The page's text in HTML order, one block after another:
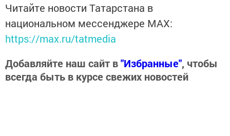
Читайте новости Татарстана в
национальном мессенджере MАХ:
https://max.ru/tatmedia
Добавляйте наш сайт в"Избранные", чтобы
всегда быть в курсе свежих новостей